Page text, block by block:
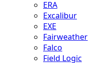
ERA
Excalibur
EXE
Fairweather
Falco
Field Logic